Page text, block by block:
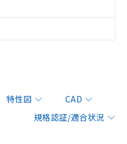
特性図
CAD
規格認証/適合状況